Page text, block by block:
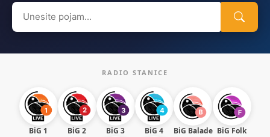
Search
for:
RADIO STANICE
BiG 1 BiG 2 BiG 3 BiG 4 BiG Balade BiG Folk